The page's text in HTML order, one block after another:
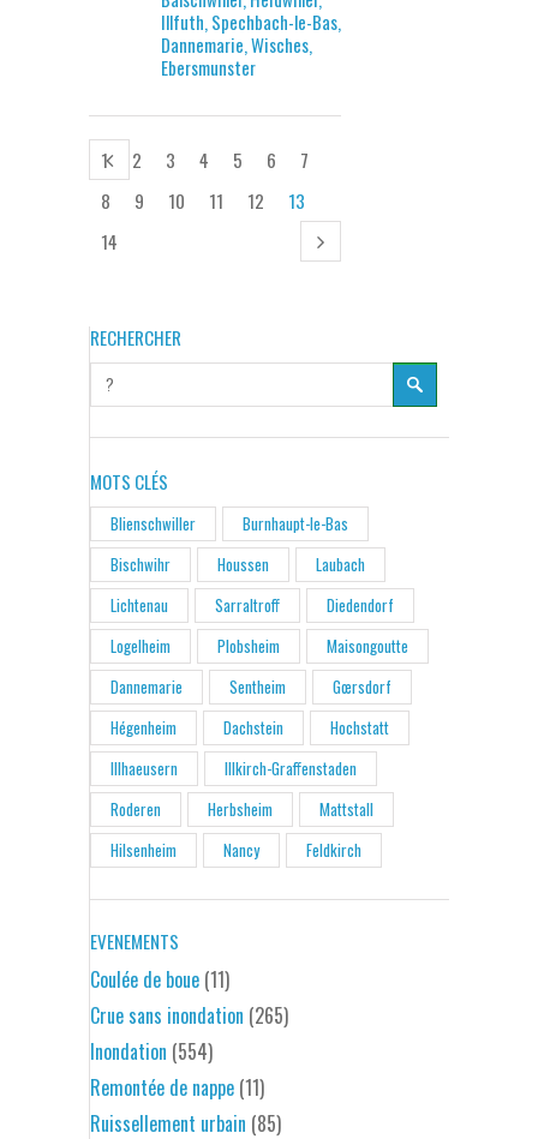
Illfuth, Spechbach-le-Bas,
Dannemarie, Wisches,
Ebersmunster
1 2 3 4 5 6
7
8
9 10 11 12
13
14
RECHERCHER
MOTS CLÉS
Blienschwiller
Burnhaupt-le-Bas
Bischwihr
Houssen
Laubach
Lichtenau
Sarraltroff
Diedendorf
Logelheim
Plobsheim
Maisongoutte
Dannemarie
Sentheim
Gœrsdorf
Hégenheim
Dachstein
Hochstatt
Illhaeusern
Illkirch-Graffenstaden
Roderen
Herbsheim
Mattstall
Hilsenheim
Nancy Feldkirch
EVENEMENTS
Coulée de boue (11)
Crue sans inondation (265)
Inondation (554)
Remontée de nappe (11)
Ruissellement urbain (85)